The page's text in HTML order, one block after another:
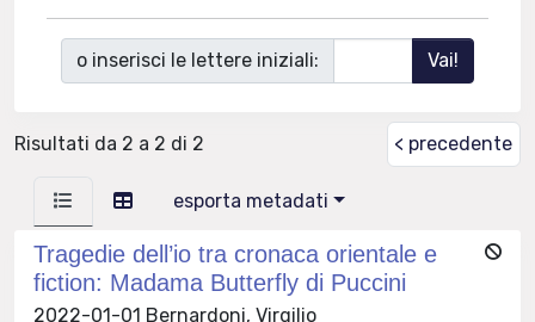
o inserisci le lettere iniziali:
Risultati da 2 a 2 di 2 < precedente
esporta metadati
Tragedie dell’io tra cronaca orientale e
fiction: Madama Butterfly di Puccini
2022-01-01 Bernardoni, Virgilio